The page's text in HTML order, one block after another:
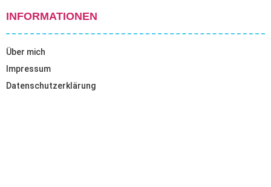
INFORMATIONEN
Über mich
Impressum
Datenschutzerklärung